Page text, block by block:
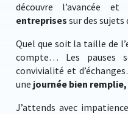
découvre l’avancée
entreprises sur des
Quel que soit la taille de
compte… Les pauses
convivialité et
une journée bien
J’attends avec